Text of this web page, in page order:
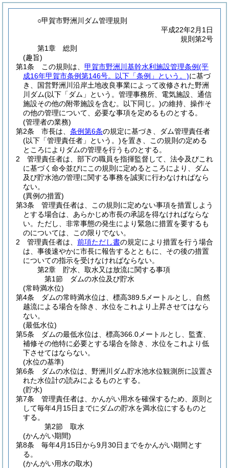
○甲賀市野洲川ダム管理規則
平成22年2月1日
規則第2号
第1章
総則
(趣旨)
第1条
この規則は、 甲賀市野洲川基幹水利施設管理条例(平
成16年甲賀市条例第146号。以下「条例」という。)に基づ
き、国営野洲川沿岸土地改良事業によって改修された野洲
川ダム(以下「ダム」という。管理事務所、電気施設、通信
施設その他の附帯施設を含む。以下同じ。)の維持、操作そ
の他の管理について、必要な事項を定めるものとする。
(管理者の業務)
第2条
市長は、 条例第6条の規定に基づき、ダム管理責任者
(以下「管理責任者」という。)を置き、この規則の定める
ところによりダムの管理を行うものとする。
2
管理責任者は、部下の職員を指揮監督して、法令及びこれ
に基づく命令並びにこの規則に定めるところにより、ダム
及び貯水池の管理に関する事務を誠実に行わなければなら
ない。
(異例の措置)
第3条
管理責任者は、この規則に定めない事項を措置しよう
とする場合は、あらかじめ市長の承認を得なければならな
い。 ただし、非常事態の発生により緊急に措置を要するも
のについては、この限りでない。
2
管理責任者は、 前項ただし書の規定により措置を行う場合
は、事後速やかに市長に報告するとともに、その後の措置
についての指示を受けなければならない。
第2章
貯水、取水又は放流に関する事項
第1節
ダムの水位及び貯水
(常時満水位)
第4条
ダムの常時満水位は、標高389.5メートルとし、自然
越流による場合を除き、水位をこれより上昇させてはなら
ない。
(最低水位)
第5条
ダムの最低水位は、標高366.0メートルとし、監査、
補修その他特に必要とする場合を除き、水位をこれより低
下させてはならない。
(水位の基準)
第6条
ダムの水位は、野洲川ダム貯水池水位観測所に設置さ
れた水位計の読みによるものとする。
(貯水)
第7条
管理責任者は、かんがい用水を確保するため、原則と
して毎年4月15日までにダムの貯水を満水位にするものと
する。
第2節
取水
(かんがい期間)
第8条
毎年4月15日から9月30日までをかんがい期間とす
る。
(かんがい用水の取水)